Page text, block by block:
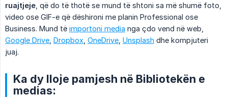
ruajtjeje , që do të thotë se mund të shtoni sa më shumë foto,
video ose GIF-e që dëshironi me planin Professional ose
Business. Mund të importoni media nga çdo vend në web,
Google Drive Dropbox OneDrive Unsplash dhe kompjuteri
juaj.
Ka dy lloje pamjesh në Bibliotekën e
medias: